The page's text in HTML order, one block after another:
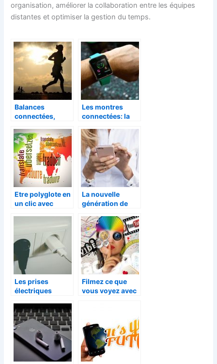
organisation, améliorer la collaboration entre les équipes
distantes et optimiser la gestion du temps.
Balances
connectées,
mauvaise idée ?
Les montres
connectées: la
surveillance des
enfants
Etre polyglote en
un clic avec
La nouvelle
génération de
mobile
Les prises
électriques
pourquoi?
Filmez ce que
vous voyez avec